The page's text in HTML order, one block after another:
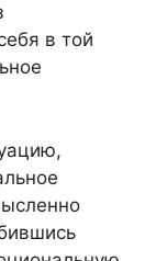
в той